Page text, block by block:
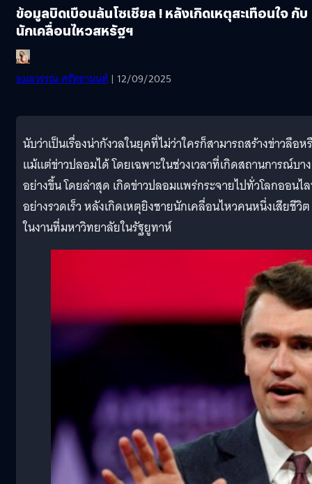
ข้อมูลบิดเบือนล้นโซเชียล ! หลังเกิดเหตุสะเทือนใจ กับ
นักเคลื่อนไหวสหรัฐฯ
อมลวรรณ ศรัทธานนท์ | 12/09/2025
นับว่าเป็นเรื่องน่ากังวลในยุคที่ไม่ว่าใครก็สามารถสร้างข่าวลือห
แม้แต่ข่าวปลอมได้ โดยเฉพาะในช่วงเวลาที่เกิดสถานการณ์บาง
อย่างขึ้น โดยล่าสุด เกิดข่าวปลอมแพร่กระจายไปทั่วโลกออนไ
อย่างรวดเร็ว หลังเกิดเหตุยิงชายนักเคลื่อนไหวคนหนึ่งเสียชีวิต
ในงานที่มหาวิทยาลัยในรัฐยูทาห์